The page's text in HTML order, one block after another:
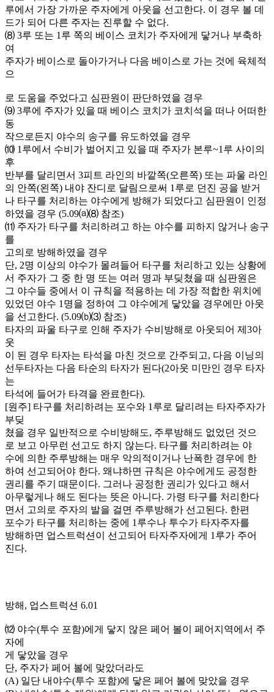
루에서 가장 가까운 주자에게 아웃을 선고한다. 이 경우 볼 데
드가 되어 다른 주자는 진루할 수 없다.
⑻ 3루 또는 1루 쪽의 베이스 코치가 주자에게 닿거나 부축하
여
주자가 베이스로 돌아가거나 다음 베이스로 가는 것에 육체적
으
로 도움을 주었다고 심판원이 판단하였을 경우
⑼ 3루에 주자가 있을 때 베이스 코치가 코치석을 떠나 어떠한
동
작으로든지 야수의 송구를 유도하였을 경우
⑽ 1루에서 수비가 벌어지고 있을 때 주자가 본루~1루 사이의
후
반부를 달리면서 3피트 라인의 바깥쪽(오른쪽) 또는 파울 라인
의 안쪽(왼쪽) 내야 잔디로 달림으로써 1루로 던진 공을 받거
나 타구를 처리하는 야수에게 방해가 되었다고 심판원이 인정
하였을 경우 (5.09⒜⑻ 참조)
⑾ 주자가 타구를 처리하려고 하는 야수를 피하지 않거나 송구
를
고의로 방해하였을 경우
단, 2명 이상의 야수가 몰려들어 타구를 처리하고 있는 상황에
서 주자가 그 중 한 명 또는 여러 명과 부딪쳤을 때 심판원은
그 야수들 중에서 이 규칙을 적용하는 데 가장 적합한 위치에
있었던 야수 1명을 정하여 그 야수에게 닿았을 경우에만 아웃
을 선고한다. (5.09⒝⑶ 참조)
타자의 파울 타구로 인해 주자가 수비방해로 아웃되어 제3아
웃
이 된 경우 타자는 타석을 마친 것으로 간주되고, 다음 이닝의
선두타자는 다음 타순의 타자가 된다(2아웃 미만인 경우 타자
는
타석에 들어가 타격을 완료한다).
[원주] 타구를 처리하려는 포수와 1루로 달리려는 타자주자가
부딪
쳤을 경우 일반적으로 수비방해도, 주루방해도 없었던 것으
로 보고 아무런 선고도 하지 않는다. 타구를 처리하려는 야
수에 의한 주루방해는 매우 악의적이거나 난폭한 경우에 한
하여 선고되어야 한다. 왜냐하면 규칙은 야수에게도 공정한
권리를 주기 때문이다. 그러나 공정한 권리가 있다고 해서
아무렇게나 해도 된다는 뜻은 아니다. 가령 타구를 처리한다
면서 고의로 주자의 발을 걸면 주루방해가 선고된다. 한편
포수가 타구를 처리하는 중에 1루수나 투수가 타자주자를
방해하면 업스트럭션이 선고되어 타자주자에게 1루가 주어
진다.
방해, 업스트럭션 6.01
⑿ 야수(투수 포함)에게 닿지 않은 페어 볼이 페어지역에서 주
자에
게 닿았을 경우
단, 주자가 페어 볼에 맞았더라도
(A) 일단 내야수(투수 포함)에 닿은 페어 볼에 맞았을 경우